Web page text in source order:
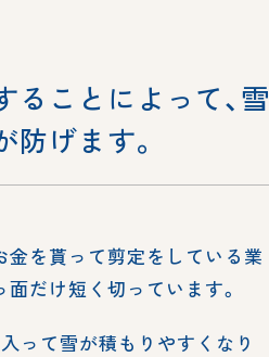
ることによって、
げます。
金を貰って剪定をしている業
だけ短く切っています。
って雪が積もりやすくなり